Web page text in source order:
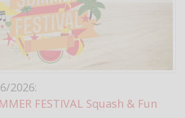
2026:
FESTIVAL Squash & Fun